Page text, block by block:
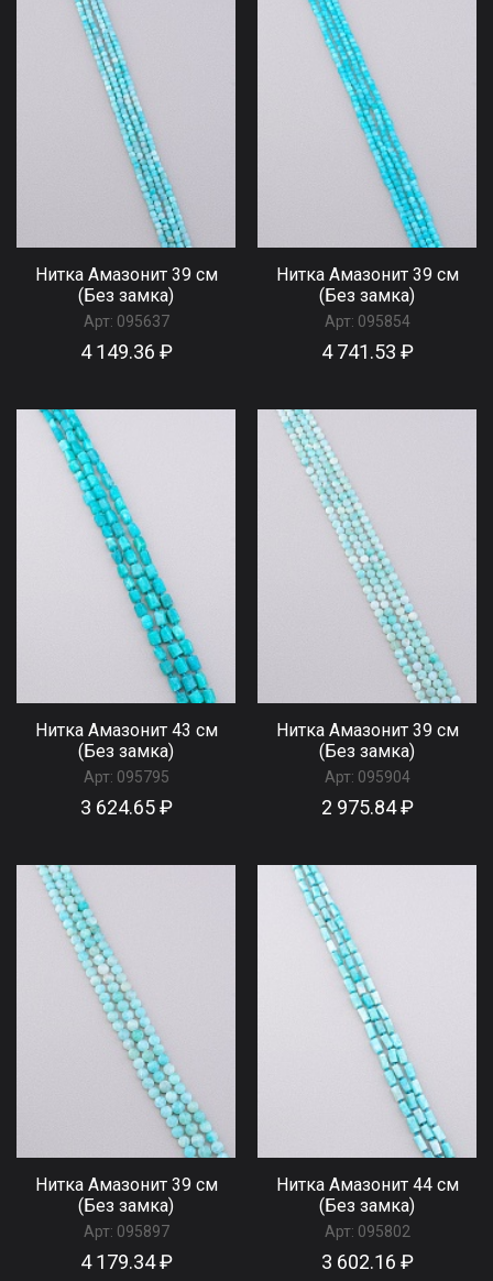
Нитка Амазонит 39 см
(Без замка)
Арт: 095637
4 149.36 ₽
Нитка Амазонит 39 см
(Без замка)
Арт: 095854
4 741.53 ₽
Нитка Амазонит 43 см
(Без замка)
Арт: 095795
3 624.65 ₽
Нитка Амазонит 39 см
(Без замка)
Арт: 095904
2 975.84 ₽
Нитка Амазонит 39 см
(Без замка)
Арт: 095897
4 179.34 ₽
Нитка Амазонит 44 см
(Без замка)
Арт: 095802
3 602.16 ₽